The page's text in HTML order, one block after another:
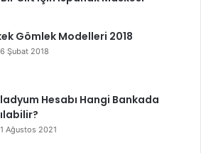
Gömlek Modelleri 2018
Şubat 2018
Hesabı Hangi Bankada
Ağustos 2021